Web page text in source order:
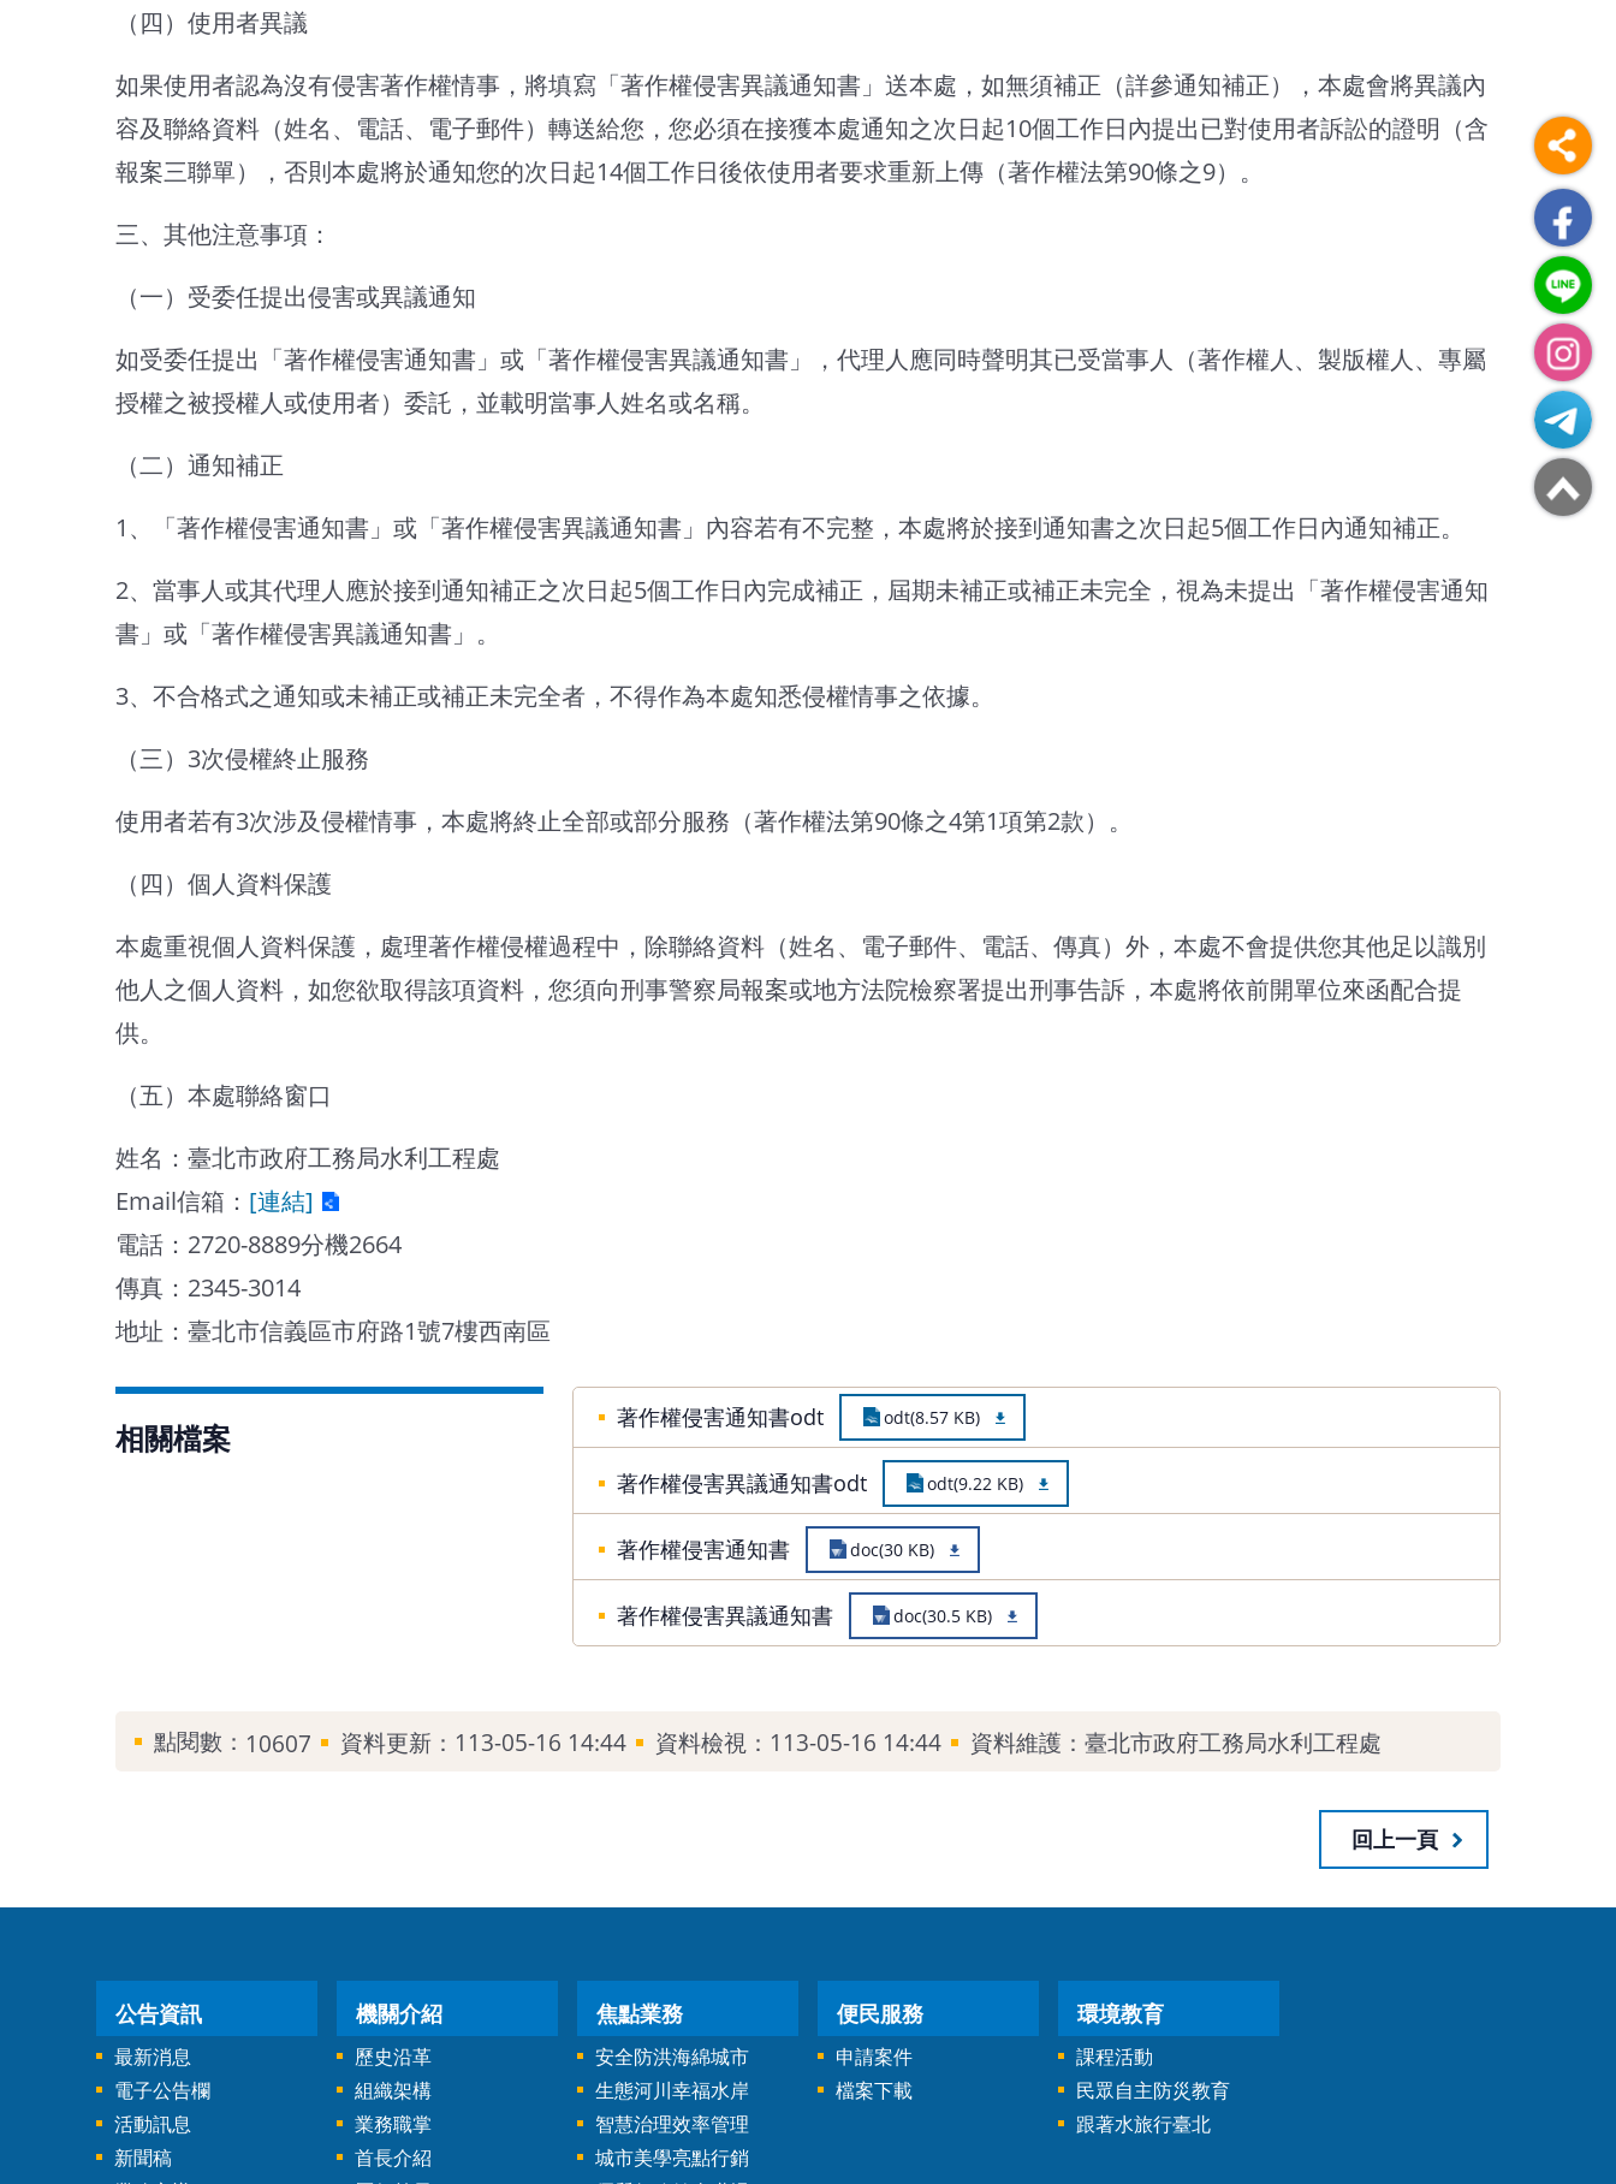
（四）使用者異議
如果使用者認為沒有侵害著作權情事，將填寫「著作權侵害異議通知書」送本處，如無須補正（詳參通知補正），本處會將異議內
容及聯絡資料（姓名、電話、電子郵件）轉送給您，您必須在接獲本處通知之次日起10個工作日內提出已對使用者訴訟的證明（含
報案三聯單），否則本處將於通知您的次日起14個工作日後依使用者要求重新上傳（著作權法第90條之9）。
三、其他注意事項：
（一）受委任提出侵害或異議通知
如受委任提出「著作權侵害通知書」或「著作權侵害異議通知書」，代理人應同時聲明其已受當事人（著作權人、製版權人、專屬
授權之被授權人或使用者）委託，並載明當事人姓名或名稱。
（二）通知補正
1、「著作權侵害通知書」或「著作權侵害異議通知書」內容若有不完整，本處將於接到通知書之次日起5個工作日內通知補正。
2、當事人或其代理人應於接到通知補正之次日起5個工作日內完成補正，屆期未補正或補正未完全，視為未提出「著作權侵害通知
書」或「著作權侵害異議通知書」。
3、不合格式之通知或未補正或補正未完全者，不得作為本處知悉侵權情事之依據。
（三）3次侵權終止服務
使用者若有3次涉及侵權情事，本處將終止全部或部分服務（著作權法第90條之4第1項第2款）。
（四）個人資料保護
本處重視個人資料保護，處理著作權侵權過程中，除聯絡資料（姓名、電子郵件、電話、傳真）外，本處不會提供您其他足以識別
他人之個人資料，如您欲取得該項資料，您須向刑事警察局報案或地方法院檢察署提出刑事告訴，本處將依前開單位來函配合提
供。
（五）本處聯絡窗口
姓名：臺北市政府工務局水利工程處
Email信箱： [連結]
電話：2720-8889分機2664
傳真：2345-3014
地址：臺北市信義區市府路1號7樓西南區
相關檔案
著作權侵害通知書odt odt(8.57 KB)
著作權侵害異議通知書odt odt(9.22 KB)
著作權侵害通知書 doc(30 KB)
著作權侵害異議通知書 doc(30.5 KB)
點閱數： 10607 資料更新：113-05-16 14:44 資料檢視：113-05-16 14:44 資料維護：臺北市政府工務局水利工程處
回上一頁
公告資訊
最新消息
電子公告欄
活動訊息
新聞稿
機關介紹
歷史沿革
組織架構
業務職掌
首長介紹
焦點業務
安全防洪海綿城市
生態河川幸福水岸
智慧治理效率管理
城市美學亮點行銷
便民服務
申請案件
檔案下載
環境教育
課程活動
民眾自主防災教育
跟著水旅行臺北